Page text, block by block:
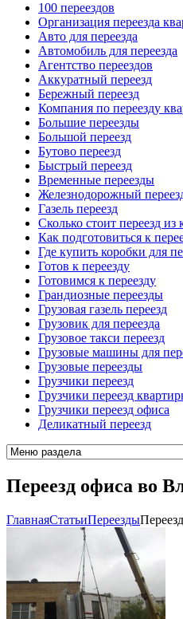
100 переездов
Организация переезда
Авто для переезда
Автомобиль для переезда
Агентство переездов
Аккуратный переезд
Бережный переезд
Компания по переезду
Большие переезды
Большой переезд
Бутово переезд
Быстрый переезд
Временные переезды
Железнодорожный
Газель переезд
Сколько стоит переезд
Как подготовиться к
Где купить коробки для
Готов к переезду
Готовимся к переезду
Грандиозные переезды
Грузовая газель переезд
Грузовик для переезда
Грузовое такси переезд
Грузовые машины для
Грузовые переезды
Грузчики переезд
Грузчики переезд
Грузчики переезд офиса
Деликатный переезд
Переезд офиса во
ГлавнаяCтатьиПереезды